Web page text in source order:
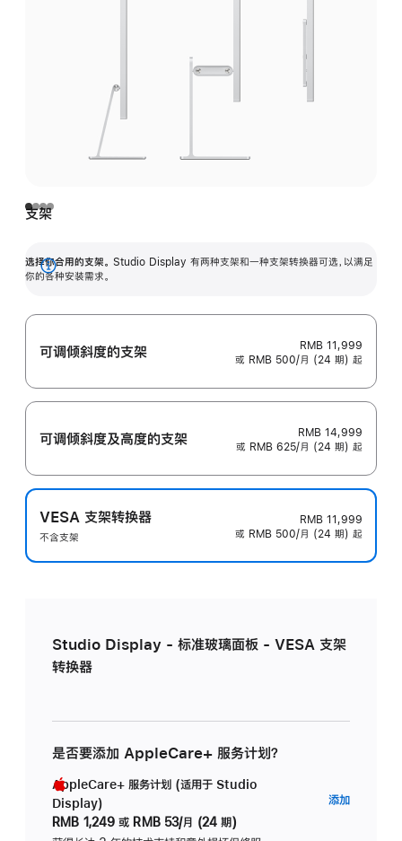
支架
选择你合用的支架。 Studio Display 有两种支架和一种支架转换器可选，以满足
你的各种安装需求。
展
可调倾斜度的支架
RMB 11,999
或 RMB 500/月 (24 期) 起
可调倾斜度及高‍度的支‍架
RMB 14,999
或 RMB 625/月 (24 期) 起
VESA 支架转换器
不含支架
RMB 11,999
或 RMB 500/月 (24 期) 起
Studio Display - 标准玻璃面板 - VESA 支架
转换器
是否要添加 AppleCare+ 服务计划？
AppleCare+ 服务计划 (适用于 Studio
Display)
RMB 1,249 或 RMB 53/月 (24 期)
添加